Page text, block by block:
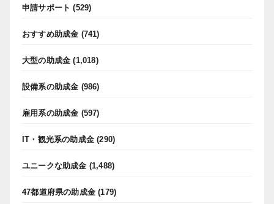
申請サポート (529)
おすすめ助成金 (741)
大型の助成金 (1,018)
設備系の助成金 (986)
雇用系の助成金 (597)
IT・観光系の助成金 (290)
ユニークな助成金 (1,488)
47都道府県の助成金 (179)